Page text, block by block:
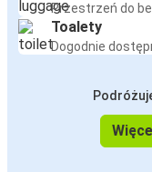
Przestrzeń do
Toalety
Dogodnie